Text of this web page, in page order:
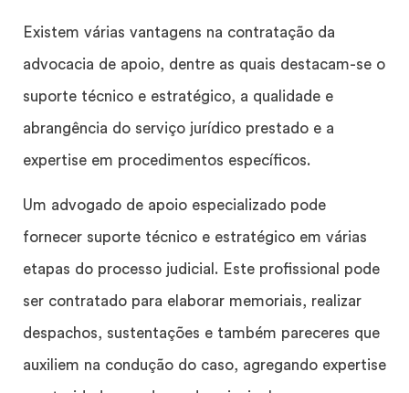
Existem várias vantagens na contratação da
advocacia de apoio, dentre as quais destacam-se o
suporte técnico e estratégico, a qualidade e
abrangência do serviço jurídico prestado e a
expertise em procedimentos específicos.
Um advogado de apoio especializado pode
fornecer suporte técnico e estratégico em várias
etapas do processo judicial. Este profissional pode
ser contratado para elaborar memoriais, realizar
despachos, sustentações e também pareceres que
auxiliem na condução do caso, agregando expertise